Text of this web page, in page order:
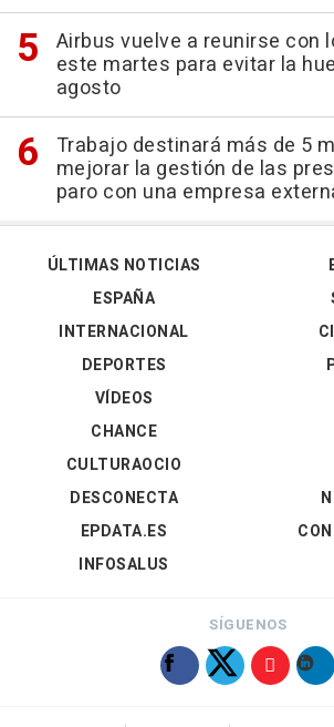
Airbus vuelve a reunirse con
este martes para evitar la
agosto
Trabajo destinará más de 5
mejorar la gestión de las
paro con una empresa
ÚLTIMAS NOTICIAS
ESPAÑA
INTERNACIONAL
DEPORTES
VÍDEOS
CHANCE
CULTURAOCIO
DESCONECTA
EPDATA.ES
INFOSALUS
SÍGUENOS